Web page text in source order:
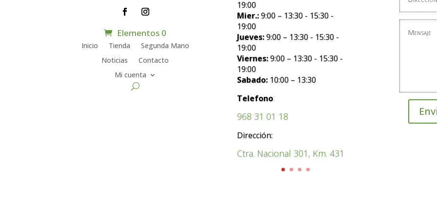
Elementos 0
Inicio Tienda
Segunda Mano
Noticias
Contacto
Mi cuenta
19:00
Mier.:9:00 – 13:30 - 15:30 -
19:00
Jueves:9:00 – 13:30 - 15:30 -
19:00
Viernes:9:00 – 13:30 - 15:30 -
19:00
Sabado: 10:00 – 13:30
Telefono:
968 31 01 18
Dirección:
Ctra. Nacional 301, Km. 431